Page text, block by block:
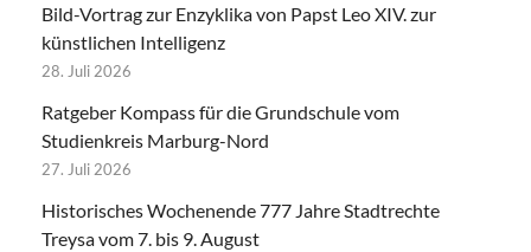
Bild-Vortrag zur Enzyklika von Papst Leo XIV. zur
künstlichen Intelligenz
28. Juli 2026
Ratgeber Kompass für die Grundschule vom
Studienkreis Marburg-Nord
27. Juli 2026
Historisches Wochenende 777 Jahre Stadtrechte
Treysa vom 7. bis 9. August